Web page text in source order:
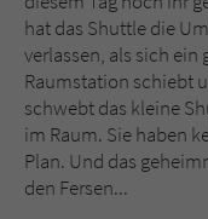
hat das Shuttle die
verlassen, als sich
Raumstation schiebt
schwebt das kleine
im Raum. Sie haben
Plan. Und das
den Fersen...
Name
Anbieter
Laufzeit